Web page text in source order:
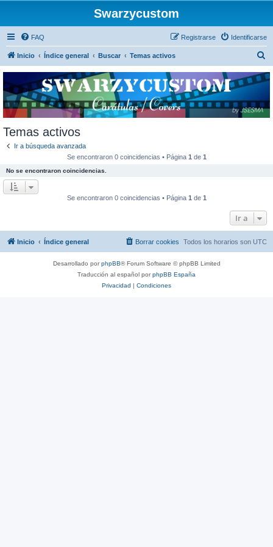
Swarzycustom
FAQ Identificarse
Registrarse
Inicio Índice general Buscar Temas activos
c
Temas activos
Ir a búsqueda avanzada
Se encontraron 0 coincidencias • Página 1de 1
No se encontraron coincidencias.
Se encontraron 0 coincidencias • Página 1de 1
Ir a
Inicio Índice general Todos los horarios son UTC
Borrar cookies
Desarrollado porphpBB® Forum Software © phpBB Limited
Traducción al español porphpBB España
Privacidad
Condiciones